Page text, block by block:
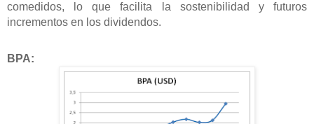
comedidos, lo que facilita la sostenibilidad y futuros
incrementos en los dividendos.
BPA: